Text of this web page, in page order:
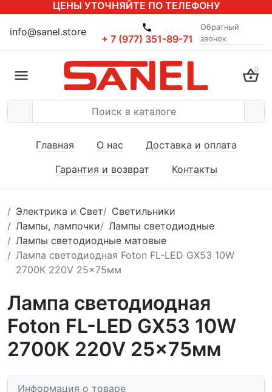
ЦЕНЫ УТОЧНЯЙТЕ ПО ТЕЛЕФОНУ
info@sanel.store
+ 7 (977) 351-89-71
Обратный
звонок
0
Главная О нас
Доставка и оплата
Гарантия и возврат
Контакты
Электрика и Свет
Светильники
Лампы, лампочки
Лампы светодиодные
Лампы светодиодные матовые
Лампа светодиодная Foton FL-LED GX53 10W
2700К 220V 25x75мм
Лампа светодиодная
Foton FL-LED GX53 10W
2700К 220V 25x75мм
Информация о товаре